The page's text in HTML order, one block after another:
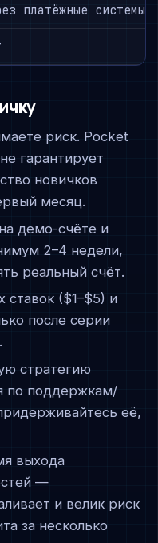
платёжные системы
риск. Pocket
гарантирует
новичков
месяц.
демо-счёте и
2–4 недели,
реальный счёт.
ставок ($1–$5) и
после серии
стратегию
по поддержкам/
её,
выхода
—
и велик риск
за несколько